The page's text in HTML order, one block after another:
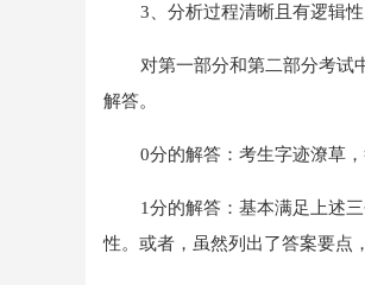
3、分析过程清晰且有逻辑
对第一部分和第二部分考试
解答。
0分的解答：考生字迹潦草
1分的解答：基本满足上述
性。或者，虽然列出了答案要点